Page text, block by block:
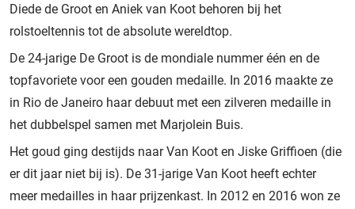
Diede de Groot en Aniek van Koot behoren bij het
rolstoeltennis tot de absolute wereldtop.
De 24-jarige De Groot is de mondiale nummer één en de
topfavoriete voor een gouden medaille. In 2016 maakte ze
in Rio de Janeiro haar debuut met een zilveren medaille in
het dubbelspel samen met Marjolein Buis.
Het goud ging destijds naar Van Koot en Jiske Griffioen (die
er dit jaar niet bij is). De 31-jarige Van Koot heeft echter
meer medailles in haar prijzenkast. In 2012 en 2016 won ze